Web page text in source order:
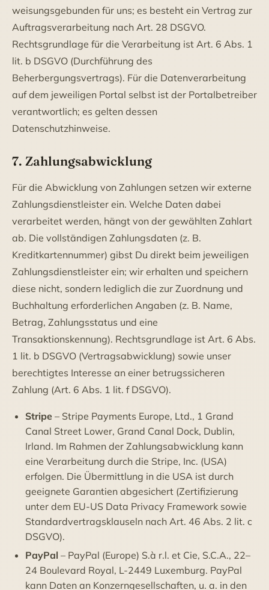
weisungsgebunden für uns; es besteht ein Vertrag zur
Auftragsverarbeitung nach Art. 28 DSGVO.
Rechtsgrundlage für die Verarbeitung ist Art. 6 Abs. 1
lit. b DSGVO (Durchführung des
Beherbergungsvertrags). Für die Datenverarbeitung
auf dem jeweiligen Portal selbst ist der Portalbetreiber
verantwortlich; es gelten dessen
Datenschutzhinweise.
7. Zahlungsabwicklung
Für die Abwicklung von Zahlungen setzen wir externe
Zahlungsdienstleister ein. Welche Daten dabei
verarbeitet werden, hängt von der gewählten Zahlart
ab. Die vollständigen Zahlungsdaten (z. B.
Kreditkartennummer) gibst Du direkt beim jeweiligen
Zahlungsdienstleister ein; wir erhalten und speichern
diese nicht, sondern lediglich die zur Zuordnung und
Buchhaltung erforderlichen Angaben (z. B. Name,
Betrag, Zahlungsstatus und eine
Transaktionskennung). Rechtsgrundlage ist Art. 6 Abs.
1 lit. b DSGVO (Vertragsabwicklung) sowie unser
berechtigtes Interesse an einer betrugssicheren
Zahlung (Art. 6 Abs. 1 lit. f DSGVO).
Stripe – Stripe Payments Europe, Ltd., 1 Grand
Canal Street Lower, Grand Canal Dock, Dublin,
Irland. Im Rahmen der Zahlungsabwicklung kann
eine Verarbeitung durch die Stripe, Inc. (USA)
erfolgen. Die Übermittlung in die USA ist durch
geeignete Garantien abgesichert (Zertifizierung
unter dem EU-US Data Privacy Framework sowie
Standardvertragsklauseln nach Art. 46 Abs. 2 lit. c
DSGVO).
PayPal – PayPal (Europe) S.à r.l. et Cie, S.C.A., 22–
24 Boulevard Royal, L-2449 Luxemburg. PayPal
kann Daten an Konzerngesellschaften, u. a. in den